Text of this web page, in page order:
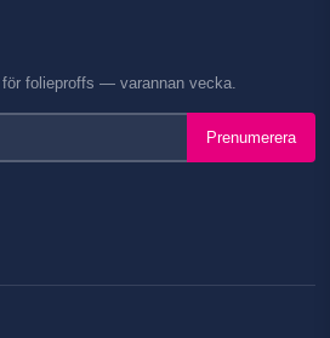
folieproffs — varannan vecka.
Prenumerera